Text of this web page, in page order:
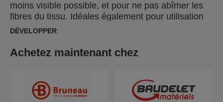
moins visible possible, et pour ne pas abîmer les
fibres du tissu. Idéales également pour utilisation
sur papiers et étiquettes. Fabriquées avec du fil
des agrafes sont affûtées pour une bonne
DÉVELOPPER
Achetez maintenant chez